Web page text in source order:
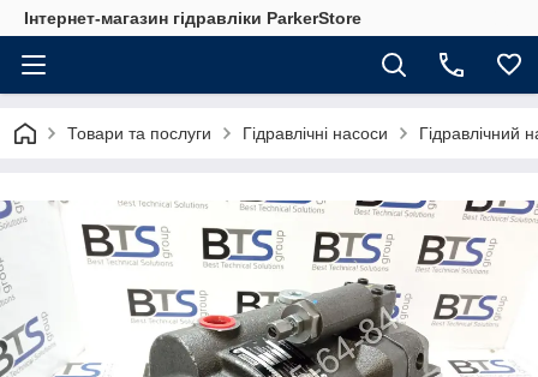
Інтернет-магазин гідравліки ParkerStore
Товари та послуги Гідравлічні насоси Гідравлічний